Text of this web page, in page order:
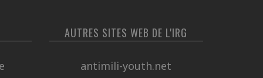
AUTRES SITES WEB DE L'IRG
antimili-youth.net